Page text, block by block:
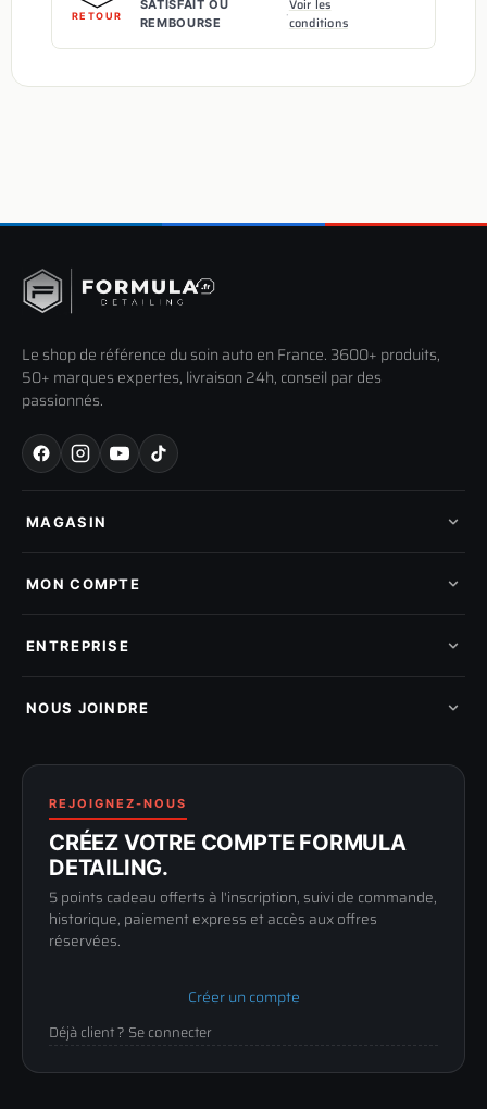
RETOUR
SATISFAIT OU
REMBOURSE
·Voir les
conditions
Le shop de référence du soin auto en France. 3600+ produits,
50+ marques expertes, livraison 24h, conseil par des
passionnés.
MAGASIN
Nos marques
Pads de polissage
Pièces détachées
MON COMPTE
Mes tickets SAV
Mon parrainage
Programme fidelite
ENTREPRISE
Compte pro
Politique de retour
Conditions générales
Mentions légales
Confidentialité
NOUS JOINDRE
89100 SENS
03 73 61 02 02
Lun-Ven
9h-12h / 14h-17h
REJOIGNEZ-NOUS
CRÉEZ VOTRE COMPTE FORMULA
DETAILING.
5 points cadeau offerts à l'inscription, suivi de commande,
historique, paiement express et accès aux offres
réservées.
Créer un compte
Déjà client ? Se connecter